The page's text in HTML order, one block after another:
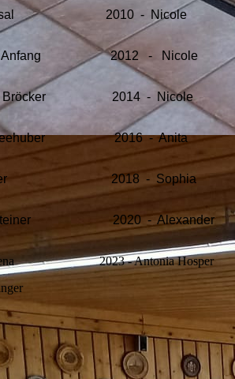
Basal 2010 - Nicole
Anfang 2012 - Nicole
Bröcker 2014 - Nicole
Seehuber 2016 - Anita
Mayer 2018 - Sophia
2020 - Alexander
Lena 2023 - Antonia Hosper